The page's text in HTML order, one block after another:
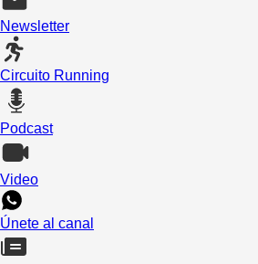
Newsletter
Circuito Running
Podcast
Video
Únete al canal